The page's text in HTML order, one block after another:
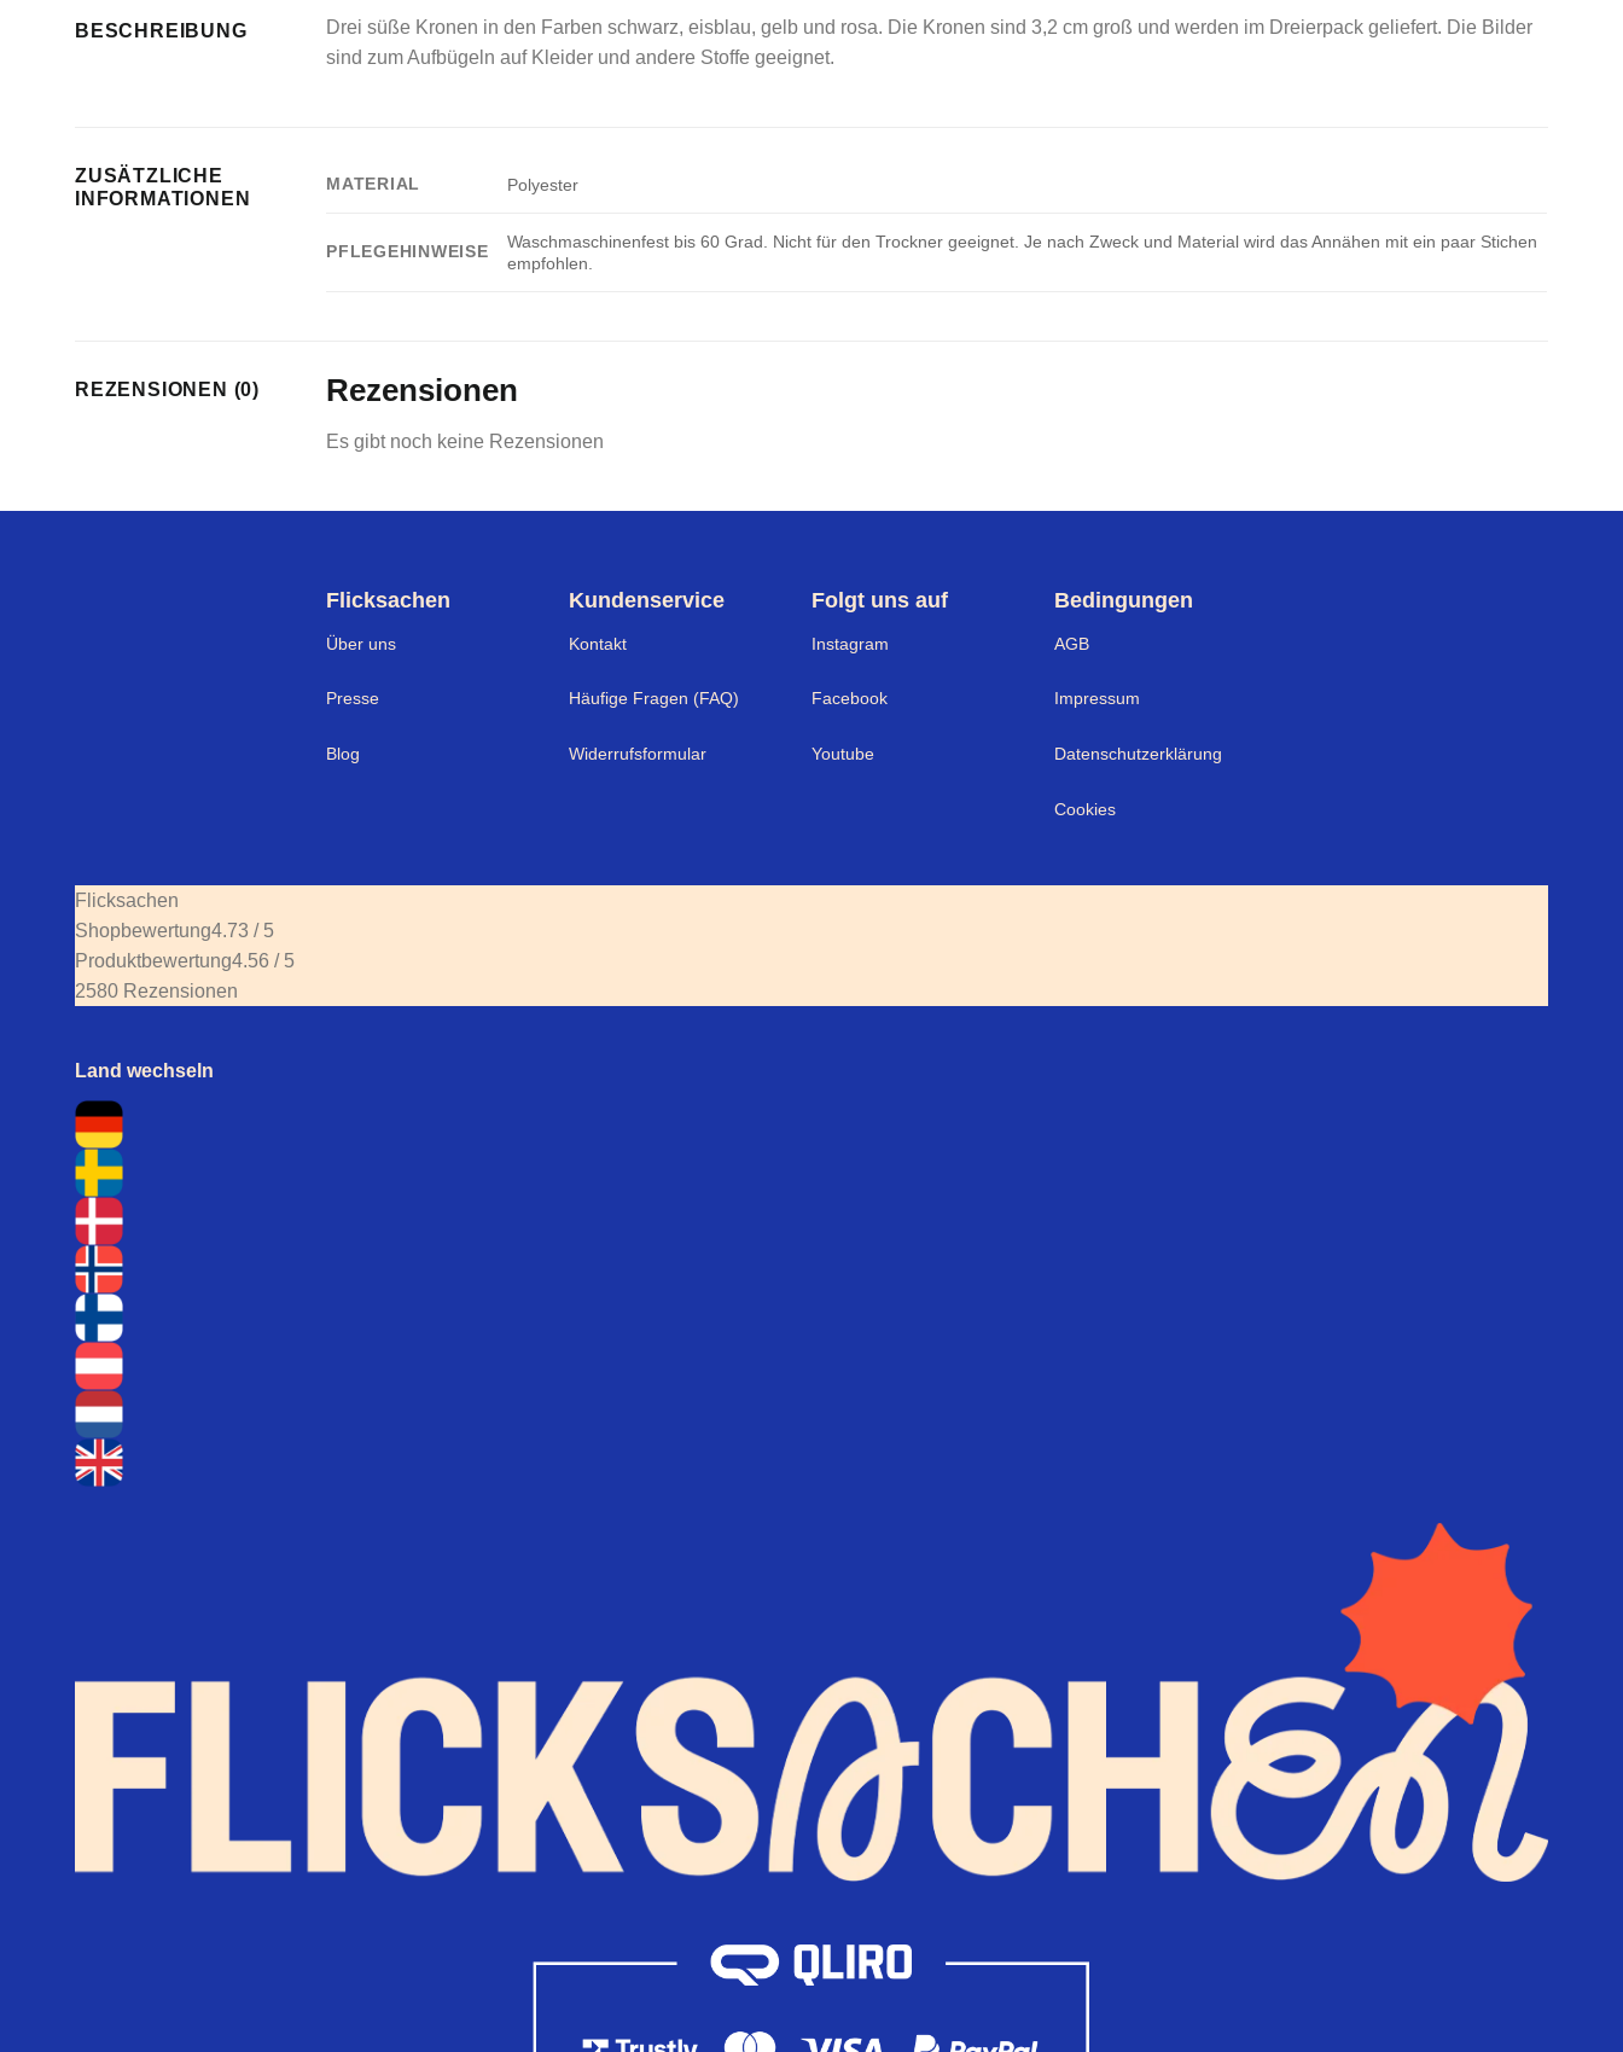
BESCHREIBUNG
Drei süße Kronen in den Farben schwarz, eisblau, gelb und rosa. Die Kronen sind 3,2 cm groß und werden im Dreierpack geliefert. Die Bilder
sind zum Aufbügeln auf Kleider und andere Stoffe geeignet.
ZUSÄTZLICHE
INFORMATIONEN
MATERIAL Polyester
PFLEGEHINWEISE
Waschmaschinenfest bis 60 Grad. Nicht für den Trockner geeignet. Je nach Zweck und Material wird das Annähen mit ein paar Stichen
empfohlen.
REZENSIONEN (0) Rezensionen
Es gibt noch keine Rezensionen
Flicksachen
Über uns
Presse
Blog
Kundenservice
Kontakt
Häufige Fragen (FAQ)
Widerrufsformular
Folgt uns auf
Instagram
Facebook
Youtube
Bedingungen
AGB
Impressum
Datenschutzerklärung
Cookies
Flicksachen
Shopbewertung4.73 / 5
Produktbewertung4.56 / 5
2580 Rezensionen
Land wechseln